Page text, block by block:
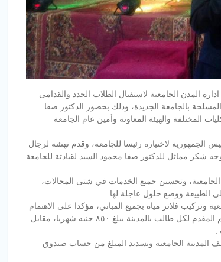
المدن الجامعية لاستقبال الطلاب الجدد والقدامى
المسلحة بالجامعة الجديدة، وذلك بحضور الدكتور صفا
المختلفة والهيئة المعاونة وأمين عام الجامعة
لاختياره رئيسا للجامعة، وقدم تهنئته لرجال
شكر مماثل للدكتور صفا محمود السيد لقيادتة للجامعة
وتحسين جميع الخدمات في شتى المجالات،
الطبيعة ووضع حلول عاجلة لها.
وتركيب فلاتر مياه بجميع المباني، مؤكدا على الاهتمام
بالبرنامج الغذائي المقدم للطلاب من حيث التنوع في الوجبات، موضحا أن الدعم المقدم لكل طالب بالمدينة يبلغ ٨٥٠ جنيه شهريا، مقابل
المدينة الجامعية وتسديد المبلغ من حساب صندوق